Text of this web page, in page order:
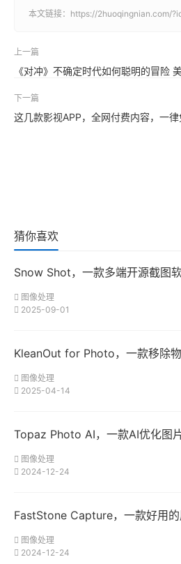
本文链接： https://2huoqingnian.com/
上一篇
《对冲》不确定时代如何聪明的冒险
下一篇
这几款影视APP，全网付费内容，一律
猜你喜欢
Snow Shot，一款多端开源截图
图像处理
2025-09-01
KleanOut for Photo，一款移除
图像处理
2025-04-14
Topaz Photo AI，一款AI优化图
图像处理
2024-12-24
FastStone Capture，一款好用
图像处理
2024-12-24